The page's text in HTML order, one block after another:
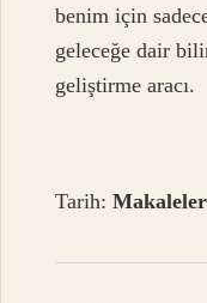
benim için
geleceğe dair
geliştirme aracı.
Tarih:Makaleler